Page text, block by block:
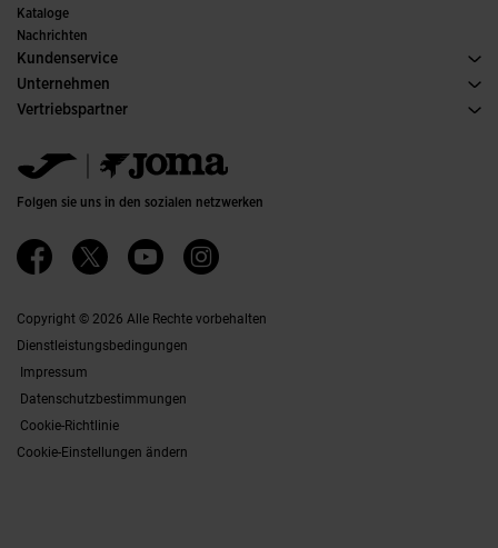
Ausschüsse und Verbände
Sonderausgaben
Kataloge
Nachrichten
Kundenservice
Kaufbedingungen
Transport und Lieferung
FAQs
Unternehmen
Kataloge
Ethischer Kanal
Qualitäts- und Umweltpolitik
Jobs & Karriere
Ethics Channel
Vertriebspartner
Jomanet
Marketing-Bereich
Kontakt aufnehmen
Folgen sie uns in den sozialen netzwerken
Copyright © 2026 Alle Rechte vorbehalten
Dienstleistungsbedingungen
Impressum
Datenschutzbestimmungen
Cookie-Richtlinie
Cookie-Einstellungen ändern